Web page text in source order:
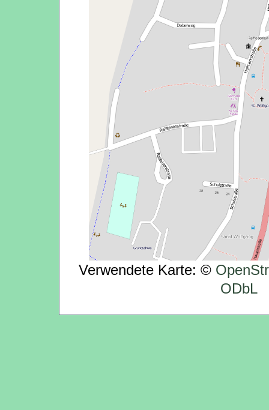
Verwendete Karte: ©
ODbL